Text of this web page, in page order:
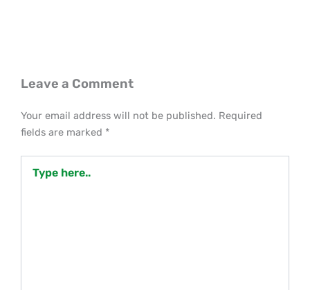
Leave a Comment
Your email address will not be published. Required
fields are marked *
here..